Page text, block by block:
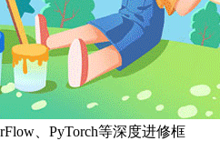
、PyTorch等深度进修框